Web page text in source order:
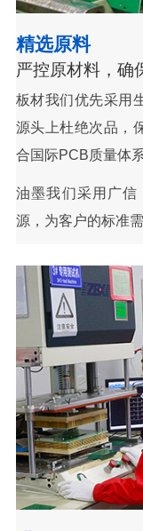
精选原料
严控原材料，确
板材我们优先采用
源头上杜绝次品，
合国际PCB质量体系
油墨我们采用广
源，为客户的标准